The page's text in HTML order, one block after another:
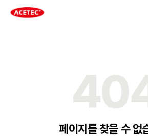
페이지를 찾을 수 없